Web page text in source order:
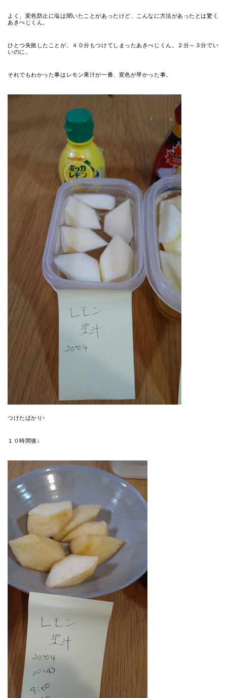
よく、変色防止に塩は聞いたことがあったけど、こんなに方法があったとは驚く
あきべじくん。
ひとつ失敗したことが、４０分もつけてしまったあきべじくん。２分～３分でい
いのに。
それでもわかった事はレモン果汁が一番、変色が早かった事。
つけたばかり↑
１０時間後↓